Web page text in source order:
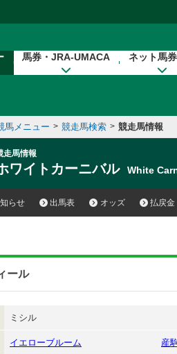
馬券・JRA-UMACA ネット馬
馬メニュー > 競走馬検索 > 競走馬情報
走馬情報
ワイトカーニバル White
らせ 出馬表 オッズ 払戻金
ール
ミシル
イエローブルーム 産